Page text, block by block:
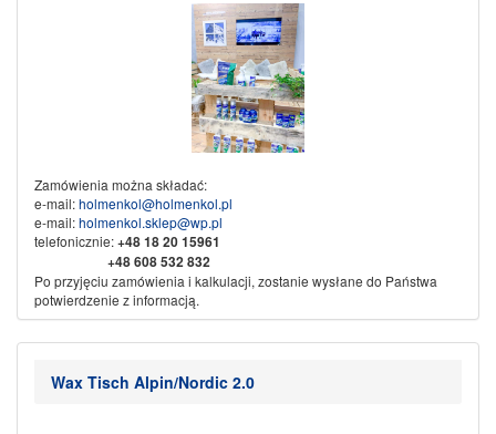
Zamówienia można składać:
e-mail:holmenkol@holmenkol.pl
e-mail:holmenkol.sklep@wp.pl
telefonicznie:+4818 20 15961
+48 608 532 832
Po przyjęciu zamówienia i kalkulacji, zostanie wysłane do Państwa
potwierdzenie z informacją.
Nikliński Jacek Export ImportKAMI w spadku
Wax Tisch Alpin/Nordic 2.0